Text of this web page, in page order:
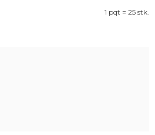
1 pqt = 25 stk.